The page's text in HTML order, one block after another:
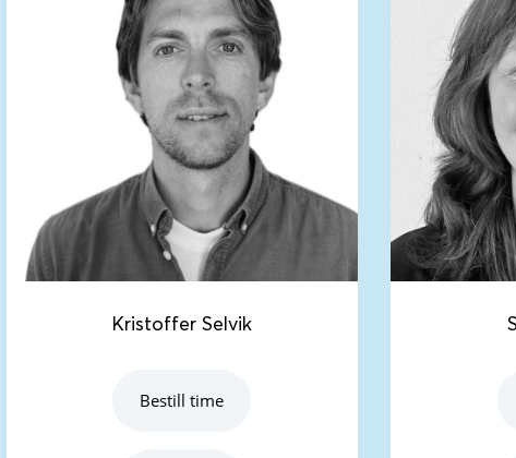
Kristoffer Selvik
Bestill time